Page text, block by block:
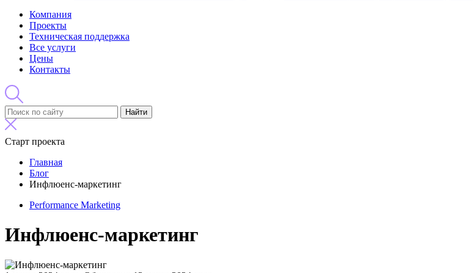
Компания
Проекты
Техническая поддержка
Все услуги
Цены
Контакты
Найти
Старт проекта
Главная
Блог
Инфлюенс-маркетинг
Performance Marketing
Инфлюенс-маркетинг